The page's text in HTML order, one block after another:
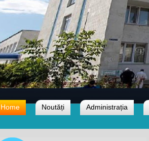
Home Noutăți Administrația